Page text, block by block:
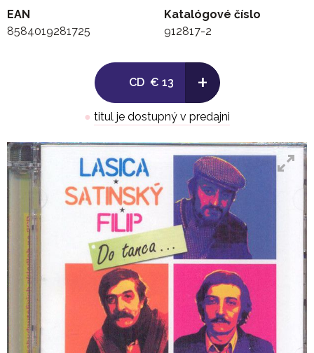
EAN
8584019281725
Katalógové číslo
912817-2
CD € 13 +
● titul je dostupný v predajni